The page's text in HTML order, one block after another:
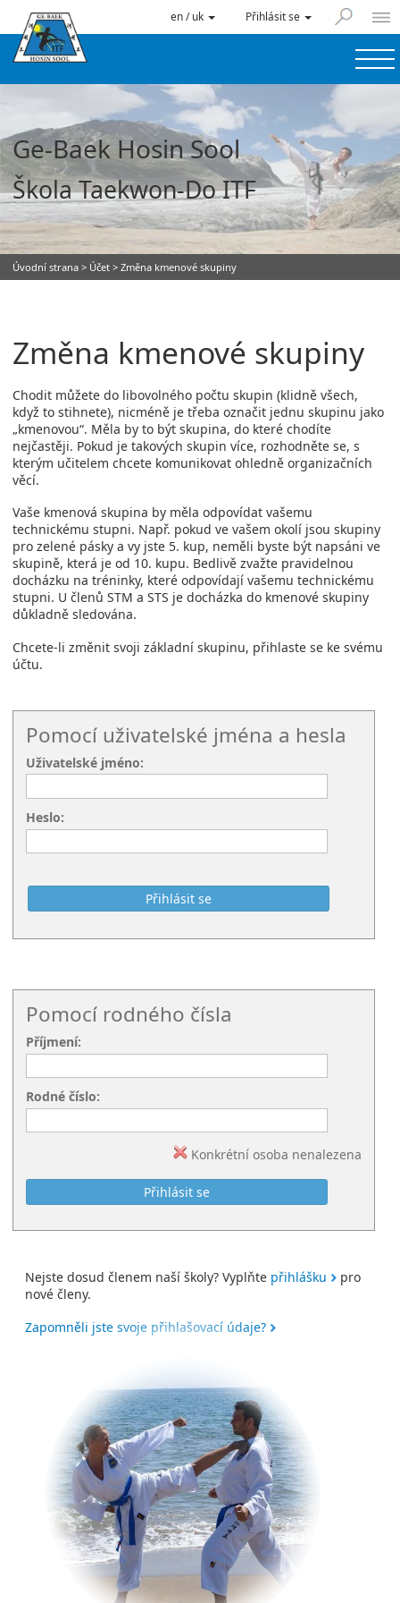
en / uk Přihlásit se
Ge-Baek Hosin Sool
Škola Taekwon-Do ITF
Úvodní strana > Účet > Změna kmenové skupiny
Změna kmenové skupiny
Chodit můžete do libovolného počtu skupin (klidně všech,
když to stihnete), nicméně je třeba označit jednu skupinu jako
„kmenovou“. Měla by to být skupina, do které chodíte
nejčastěji. Pokud je takových skupin více, rozhodněte se, s
kterým učitelem chcete komunikovat ohledně organizačních
věcí.
Vaše kmenová skupina by měla odpovídat vašemu
technickému stupni. Např. pokud ve vašem okolí jsou skupiny
pro zelené pásky a vy jste 5. kup, neměli byste být napsáni ve
skupině, která je od 10. kupu. Bedlivě zvažte pravidelnou
docházku na tréninky, které odpovídají vašemu technickému
stupni. U členů STM a STS je docházka do kmenové skupiny
důkladně sledována.
Chcete-li změnit svoji základní skupinu, přihlaste se ke svému
účtu.
Pomocí uživatelské jména a hesla
Uživatelské jméno:
Heslo:
Pomocí rodného čísla
Příjmení:
Rodné číslo:
Konkrétní osoba nenalezena
Nejste dosud členem naší školy? Vyplňte přihlášku
pro
nové členy.
Zapomněli jste svoje přihlašovací údaje?